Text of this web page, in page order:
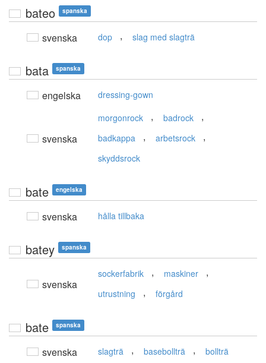
bateo spanska
svenska dop , slag med slagträ
bata spanska
engelska dressing-gown
svenska
morgonrock , badrock ,
badkappa , arbetsrock ,
skyddsrock
bate engelska
svenska hålla tillbaka
batey spanska
svenska
sockerfabrik , maskiner ,
utrustning , förgård
bate spanska
svenska slagträ , basebollträ , bollträ